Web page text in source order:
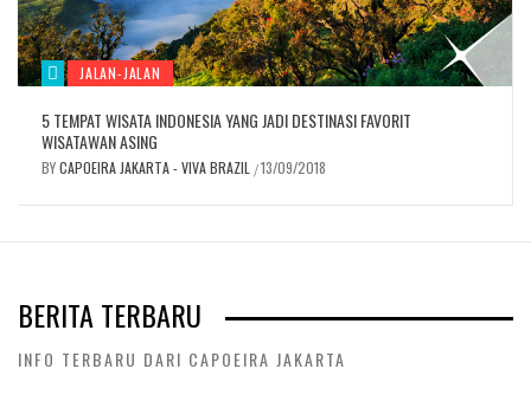
JALAN-JALAN
5 TEMPAT WISATA INDONESIA YANG JADI DESTINASI FAVORIT
WISATAWAN ASING
BYCAPOEIRA JAKARTA - VIVA BRAZIL /13/09/2018
BERITA TERBARU
INFO TERBARU DARI CAPOEIRA JAKARTA